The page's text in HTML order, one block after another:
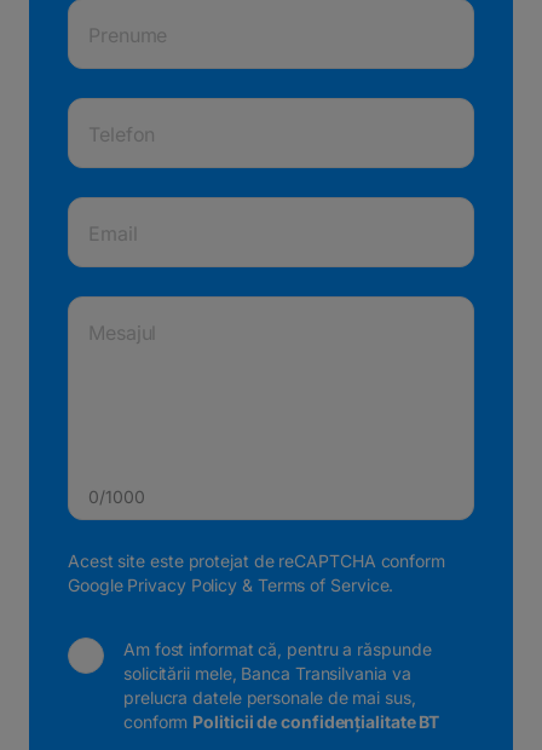
Prenume
Telefon
Email
Mesajul
0/1000
Acest site este protejat de reCAPTCHA conform
Google Privacy Policy & Terms of Service.
Am fost informat că, pentru a răspunde
solicitării mele, Banca Transilvania va
prelucra datele personale de mai sus,
conform Politicii de confidențialitate BT